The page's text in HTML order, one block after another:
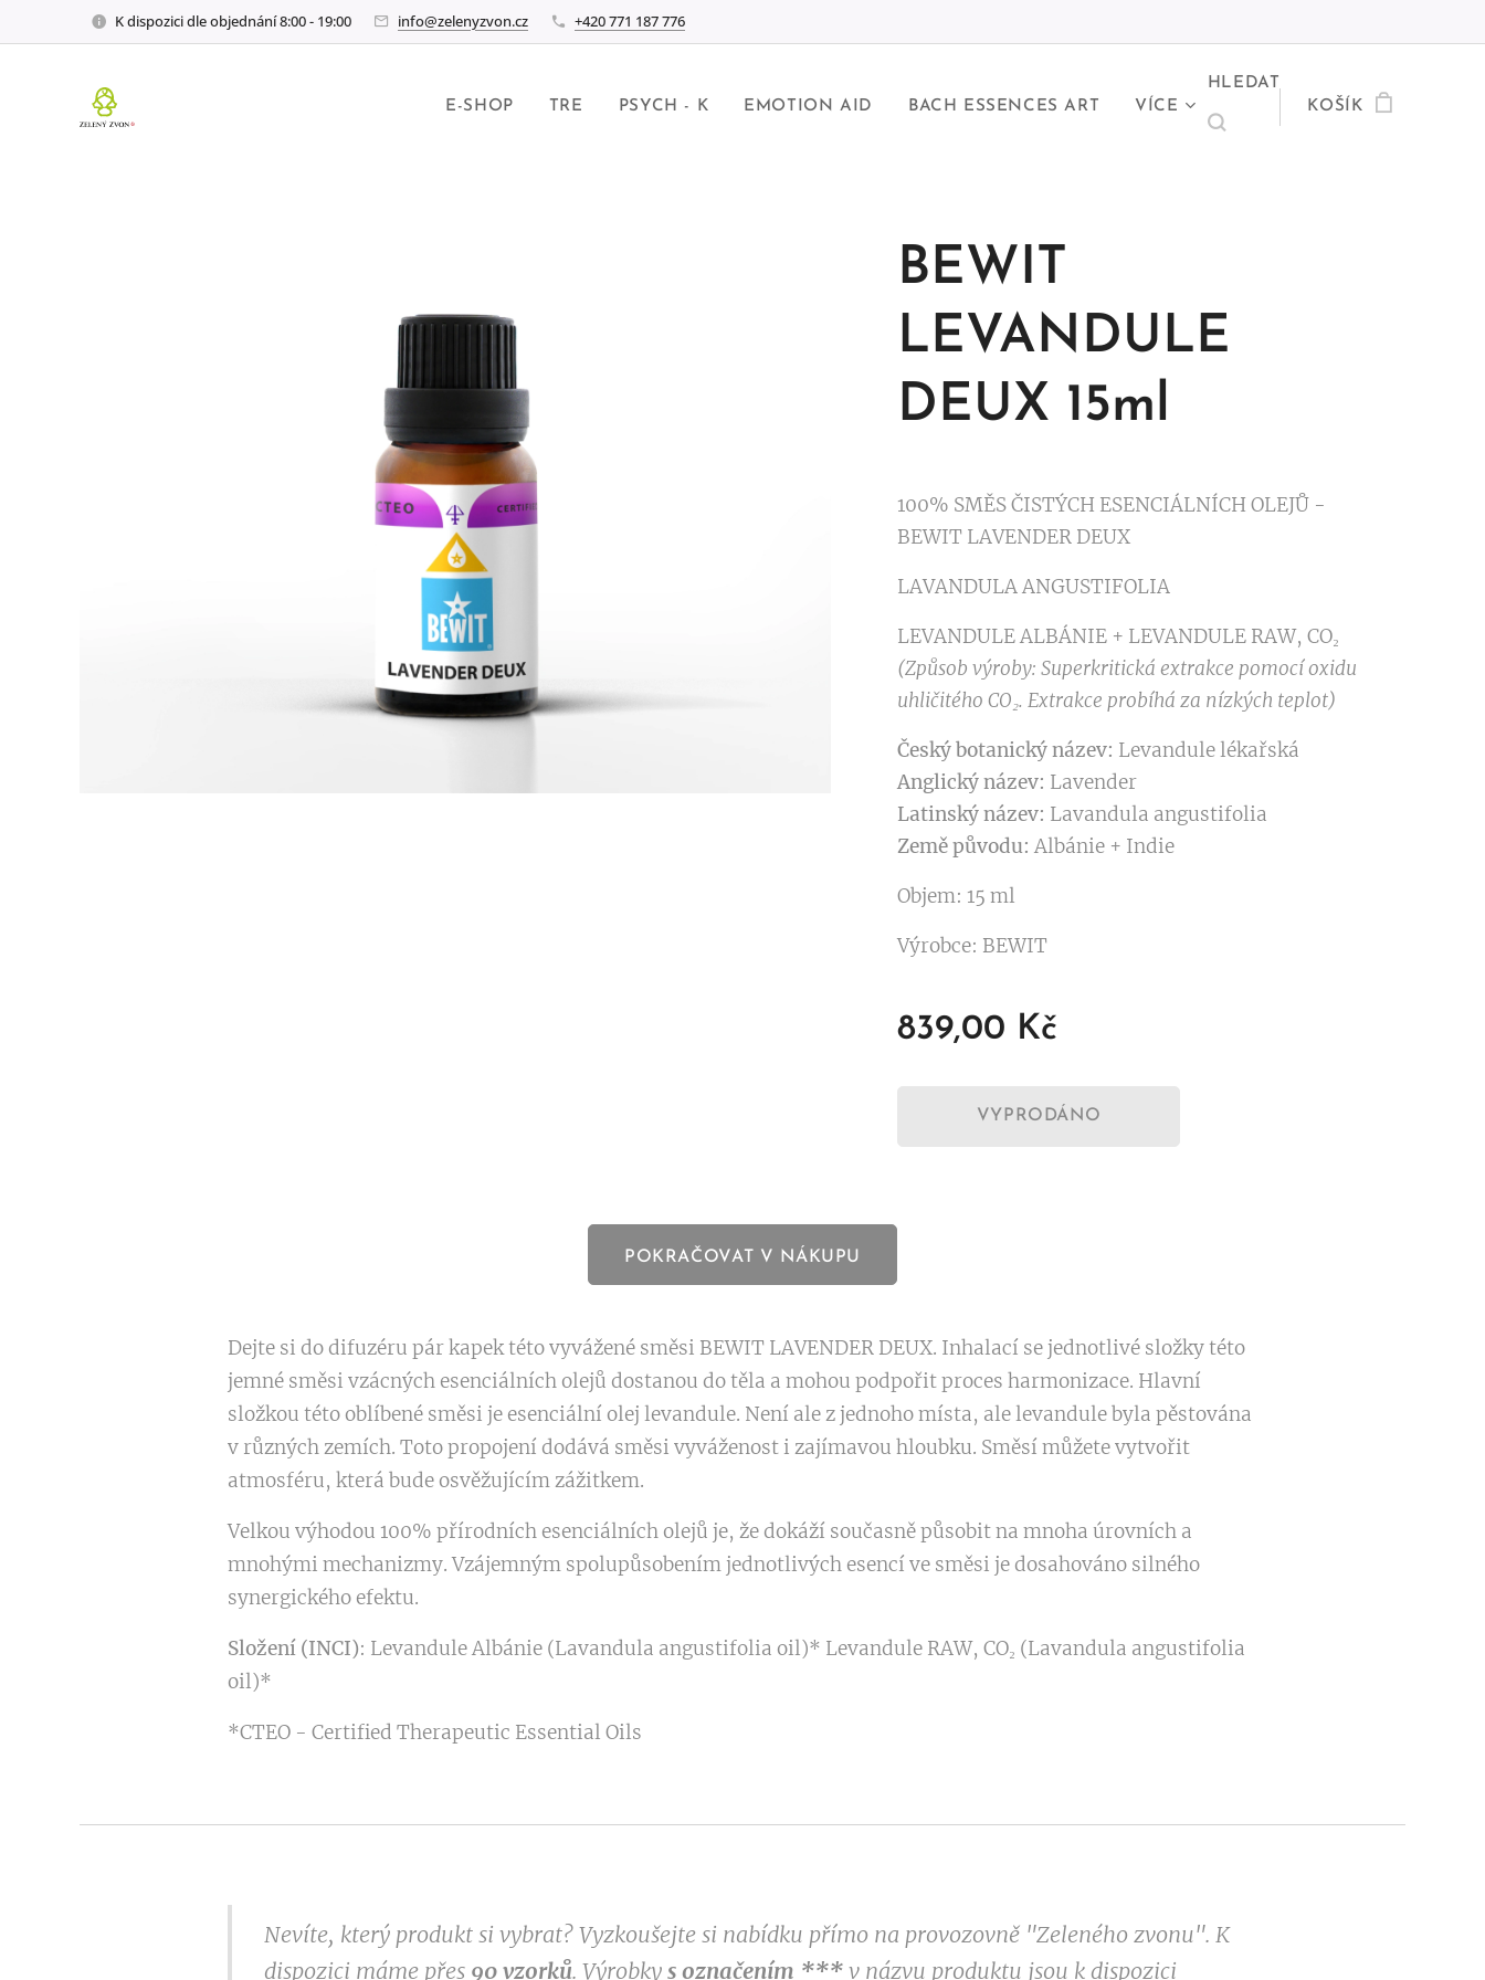
K dispozici dle objednání 8:00 - 19:00 info@zelenyzvon.cz +420 771 187 776
E-SHOP TRE PSYCH - K EMOTION AID BACH ESSENCES ART VÍCE
HLEDAT
KOŠÍK
BEWIT
LEVANDULE
DEUX 15ml
100% SMĚS ČISTÝCH ESENCIÁLNÍCH OLEJŮ -
BEWIT LAVENDER DEUX
LAVANDULA ANGUSTIFOLIA
LEVANDULE ALBÁNIE + LEVANDULE RAW, CO₂
(Způsob výroby: Superkritická extrakce pomocí oxidu
uhličitého CO₂. Extrakce probíhá za nízkých teplot)
Český botanický název: Levandule lékařská
Anglický název: Lavender
Latinský název: Lavandula angustifolia
Země původu: Albánie + Indie
Objem: 15 ml
Výrobce: BEWIT
839,00 Kč
VYPRODÁNO
POKRAČOVAT V NÁKUPU
Dejte si do difuzéru pár kapek této vyvážené směsi BEWIT LAVENDER DEUX. Inhalací se jednotlivé složky této
jemné směsi vzácných esenciálních olejů dostanou do těla a mohou podpořit proces harmonizace. Hlavní
složkou této oblíbené směsi je esenciální olej levandule. Není ale z jednoho místa, ale levandule byla pěstována
v různých zemích. Toto propojení dodává směsi vyváženost i zajímavou hloubku. Směsí můžete vytvořit
atmosféru, která bude osvěžujícím zážitkem.
Velkou výhodou 100% přírodních esenciálních olejů je, že dokáží současně působit na mnoha úrovních a
mnohými mechanizmy. Vzájemným spolupůsobením jednotlivých esencí ve směsi je dosahováno silného
synergického efektu.
Složení (INCI): Levandule Albánie (Lavandula angustifolia oil)* Levandule RAW, CO₂ (Lavandula angustifolia
oil)*
*CTEO - Certified Therapeutic Essential Oils
Nevíte, který produkt si vybrat? Vyzkoušejte si nabídku přímo na provozovně "Zeleného zvonu". K
dispozici máme přes 90 vzorků. Výrobky s označením ***v názvu produktu jsou k dispozici